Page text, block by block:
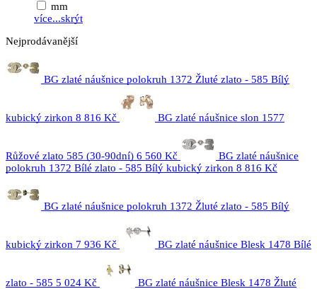
mm
více...skrýt
Nejprodávanější
BG zlaté náušnice polokruh 1372 Žluté zlato - 585 Bílý
kubický zirkon 8 816 Kč BG zlaté náušnice slon 1577
Růžové zlato 585 (30-90dní) 6 560 Kč
BG zlaté náušnice
polokruh 1372 Bílé zlato - 585 Bílý kubický zirkon 8 816 Kč
BG zlaté náušnice polokruh 1372 Žluté zlato - 585 Bílý
kubický zirkon 7 936 Kč BG zlaté náušnice Blesk 1478 Bílé
zlato - 585 5 024 Kč BG zlaté náušnice Blesk 1478 Žluté